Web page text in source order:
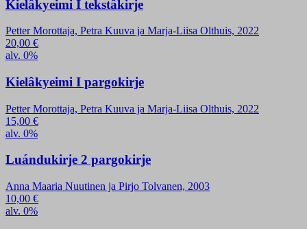
Kielâkyeimi I tekstâkirje
Petter Morottaja, Petra Kuuva ja Marja-Liisa Olthuis, 2022
20,00 €
alv. 0%
Kielâkyeimi I pargokirje
Petter Morottaja, Petra Kuuva ja Marja-Liisa Olthuis, 2022
15,00 €
alv. 0%
Luándukirje 2 pargokirje
Anna Maaria Nuutinen ja Pirjo Tolvanen, 2003
10,00 €
alv. 0%